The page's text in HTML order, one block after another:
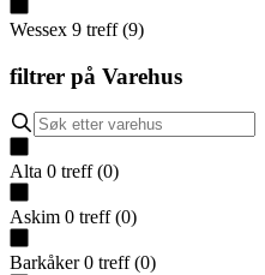
Wessex 9 treff (9)
filtrer på Varehus
Alta 0 treff (0)
Askim 0 treff (0)
Barkåker 0 treff (0)